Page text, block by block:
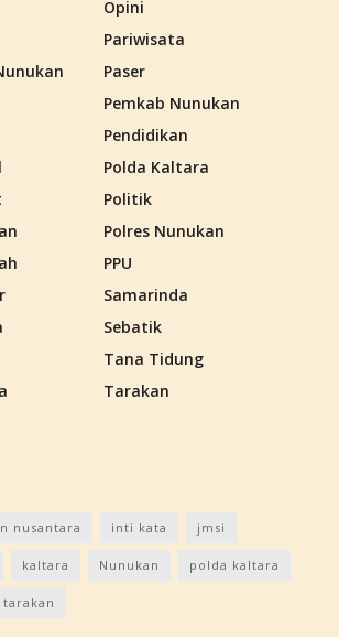
Opini
Pariwisata
Paser
Pemkab Nunukan
Pendidikan
Polda Kaltara
Politik
Polres Nunukan
PPU
Samarinda
Sebatik
Tana Tidung
Tarakan
nusantara inti kata jmsi
kaltara Nunukan polda kaltara
tarakan